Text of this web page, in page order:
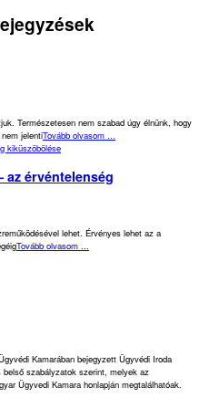
Természetesen nem szabad úgy élnünk, hogy
jelentiTovább olvasom ...
az érvéntelenség
lehet. Érvényes lehet az a
Tovább olvasom ...
Kamarában bejegyzett Ügyvédi Iroda
szabályzatok szerint, melyek az
Ügyvedi Kamara honlapján megtalálhatóak.